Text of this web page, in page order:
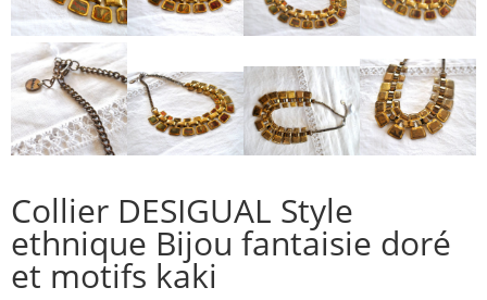
Collier DESIGUAL Style
ethnique Bijou fantaisie doré
et motifs kaki